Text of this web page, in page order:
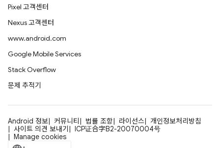
Pixel 고객센터
Nexus 고객센터
www.android.com
Google Mobile Services
Stack Overflow
문제 추적기
Android 정보 커뮤니티 법률 조항 라이선스
개인정보처리방침
사이트 의견 보내기
ICP证合字B2-20070004号
Manage cookies